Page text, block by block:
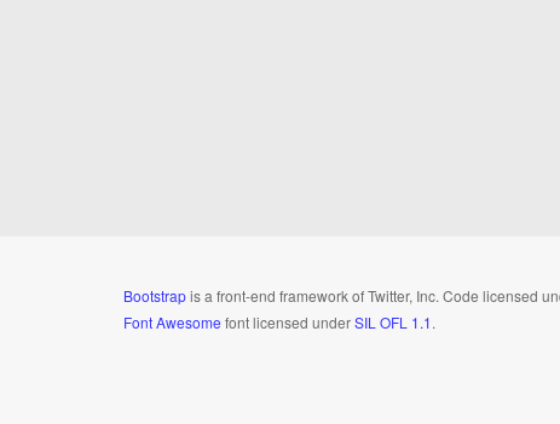
Bootstrapis a front-end framework of Twitter, Inc. Code licensed
Font Awesome font licensed underSIL OFL 1.1.